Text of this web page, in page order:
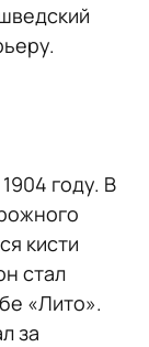
году. В
кисти
стал
«Лито».
за